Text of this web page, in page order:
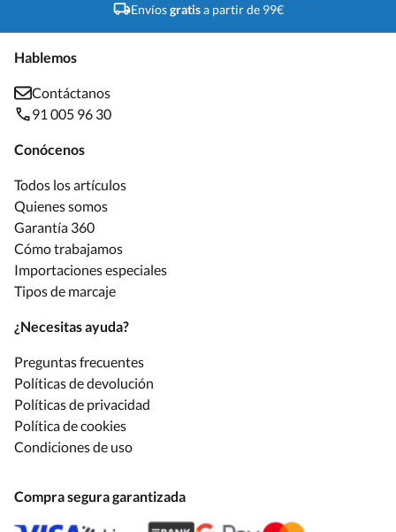
Envíosgratisa partir de 99€
Hablemos
Contáctanos
91 005 96 30
Conócenos
Todos los artículos
Quienes somos
Garantía 360
Cómo trabajamos
Importaciones especiales
Tipos de marcaje
¿Necesitas ayuda?
Preguntas frecuentes
Políticas de devolución
Políticas de privacidad
Política de cookies
Condiciones de uso
Compra segura garantizada